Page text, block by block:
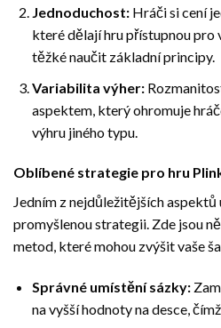
Jednoduchost:Hráči si cení
které dělají hru přístupnou pro
těžké naučit základní principy.
Variabilita výher:
aspektem, který ohromuje
výhru jiného typu.
Oblíbené strategie pro hru
Jedním z nejdůležitějších aspektů
promyšlenou strategii. Zde jsou
metod, které mohou zvýšit vaše
Správné umístění sázky:
na vyšší hodnoty na desce,